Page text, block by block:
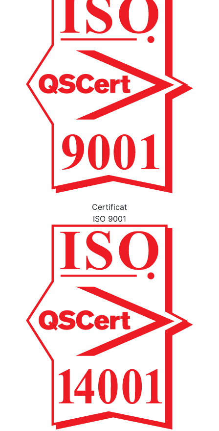
Certificat
ISO 9001